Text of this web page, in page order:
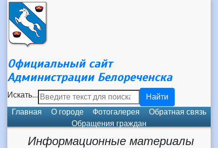
Официальный сайт
Администрации Белореченска
Искать...
Найти
Главная
О городе Фотогалерея
Обратная связь
Обращения граждан
Информационные материалы